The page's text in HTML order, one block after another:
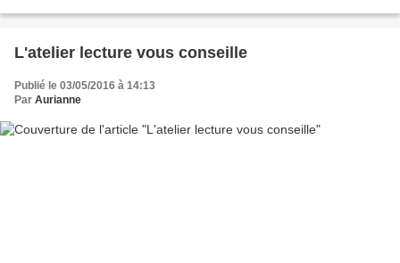
L'atelier lecture vous conseille
Publié le 03/05/2016 à 14:13
Par Aurianne